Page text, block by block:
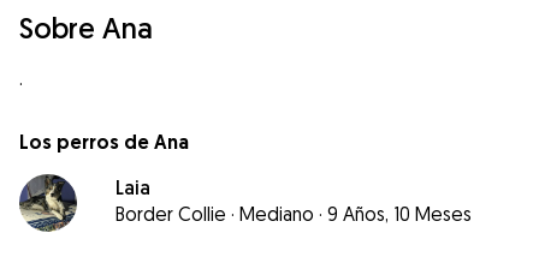
Sobre Ana
.
Los perros de Ana
Laia
Border Collie · Mediano · 9 Años, 10 Meses